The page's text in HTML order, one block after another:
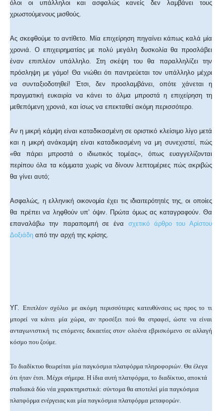
όλοι οι υπάλληλοι και ασφαλώς κανείς δεν λαμβάνει τους
χρωστούμενους μισθούς.
Ας σκεφθούμε το αντίθετο. Μία επιχείρηση πηγαίνει κάπως καλά μία
χρονιά. Ο επιχειρηματίας με πολύ μεγάλη δυσκολία θα προσλάβει
έναν επιπλέον υπάλληλο. Στη σκέψη του θα παραλληλίζει την
πρόσληψη με γάμο! Θα νιώθει ότι παντρεύεται τον υπάλληλο μέχρι
να συνταξιοδοτηθεί! Έτσι, δεν προσλαμβάνει, οπότε χάνεται η
πραγματική ευκαιρία να κάνει το άλμα μπροστά η επιχείρηση τη
μεθεπόμενη χρονιά, και ίσως να επεκταθεί ακόμη περισσότερο.
Αν η μικρή κάμψη είναι καταδικασμένη σε οριστικό κλείσιμο λίγο μετά
και η μικρή ανάκαμψη είναι καταδικασμένη να μη συνεχιστεί, πώς
«θα πάρει μπροστά ο ιδιωτικός τομέας», όπως ευαγγελίζονται
περίπου όλα τα κόμματα χωρίς να δίνουν λεπτομέριες πώς ακριβώς
θα γίνει αυτό;
Ασφαλώς, η ελληνική οικονομία έχει τις ιδιαιτερότητές της, οι οποίες
θα πρέπει να ληφθούν υπ’ όψιν. Πρώτα όμως ας καταγραφούν. Θα
επαναλάβω την παραπομπή σε ένα σχετικό άρθρο του Αρίστου
Δοξιάδη από την αρχή της κρίσης.
ΥΓ. Επιπλέον σχόλιο με ακόμη περισσότερες κατευθύνσεις ως προς το τι
μπορεί να κάνει μία χώρα, αν προσέξει πού θα στραφεί, ώστε να είναι
ανταγωνιστική τις επόμενες δεκαετίες στον ολοένα εβρισκόμενο σε αλλαγή
κόσμο που ζούμε.
Το διαδίκτυο θεωρείται μία παγκόσμια πλατφόρμα πληροφοριών. Θα έλεγα
ότι ήταν έτσι. Μέχρι σήμερα. Η ίδια αυτή πλατφόρμα, το διαδίκτυο, αποκτά
σταδιακά δύο νέα χαρακτηριστικά: σύντομα θα αποτελεί μία παγκόσμια
πλατφόρμα ενέργειας και μία παγκόσμια πλατφόρμα μεταφορών.